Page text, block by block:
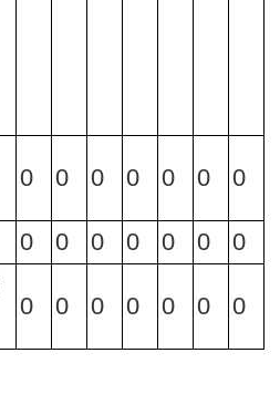
0 0 0 0 0 0 0
0 0 0 0 0 0
0
0 0 0 0 0 0 0